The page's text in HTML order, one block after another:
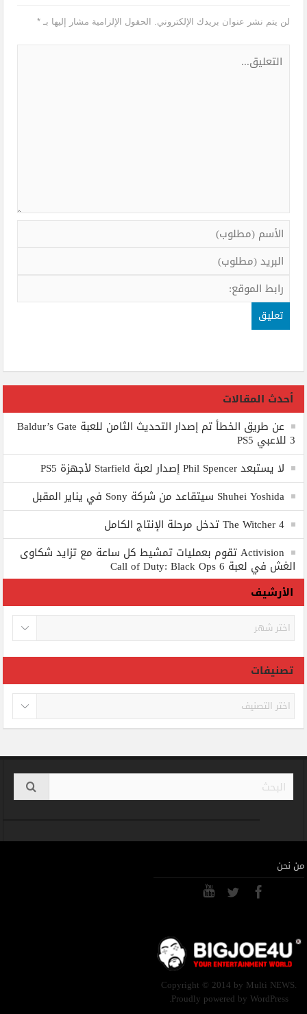
لن يتم نشر عنوان بريدك الإلكتروني. الحقول الإلزامية مشار إليها بـ*
أحدث المقالات
عن طريق الخطأ تم إصدار التحديث الثامن للعبة Baldur’s Gate
3 للاعبي PS5
لا يستبعد Phil Spencer إصدار لعبة Starfield لأجهزة PS5
Shuhei Yoshida سيتقاعد من شركة Sony في يناير المقبل
The Witcher 4 تدخل مرحلة الإنتاج الكامل
Activision تقوم بعمليات تمشيط كل ساعة مع تزايد شكاوى
الغش في لعبة Call of Duty: Black Ops 6
الأرشيف
الأرشيف
تصنيفات
تصنيفات
من نحن
Copyright © 2014 by Multi NEWS.
Proudly powered by WordPress.